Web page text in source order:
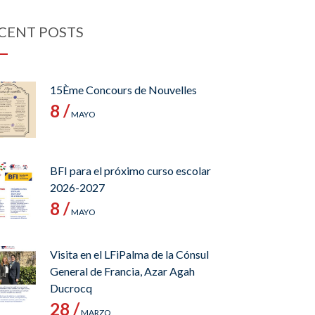
POSTS
15Ème Concours de Nouvelles
8 /MAYO
BFI para el próximo curso escolar
2026-2027
8 /MAYO
Visita en el LFiPalma de la Cónsul
General de Francia, Azar Agah
Ducrocq
28 /MARZO